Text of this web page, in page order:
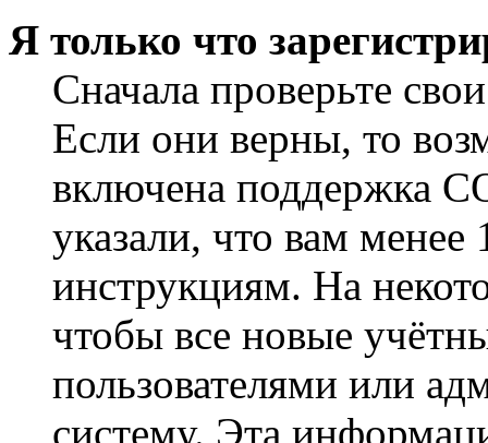
Я только что
Сначала проверьте
Если они верны, то
включена поддержка
указали, что вам
инструкциям. На
чтобы все новые
пользователями или
систему. Эта